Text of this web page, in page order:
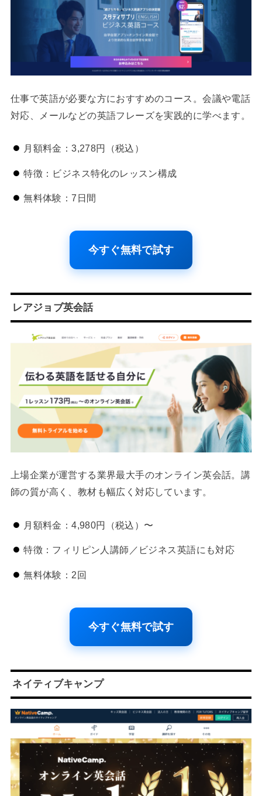
仕事で英語が必要な方におすすめのコース。会議や電話
対応、メールなどの英語フレーズを実践的に学べます。
月額料金：3,278円（税込）
特徴：ビジネス特化のレッスン構成
無料体験：7日間
今すぐ無料で試す
レアジョブ英会話
上場企業が運営する業界最大手のオンライン英会話。講
師の質が高く、教材も幅広く対応しています。
月額料金：4,980円（税込）〜
特徴：フィリピン人講師／ビジネス英語にも対応
無料体験：2回
今すぐ無料で試す
ネイティブキャンプ